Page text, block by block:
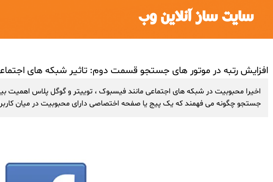
سایت ساز آنلاین وب
افزایش رتبه در موتور های جستجو قسمت دوم: تاثیر شبکه های
اخیرا محبوبیت در شبکه های اجتماعی مانند فیسبوک ، توییتر و گوگل پلاس اهمیت
جستجو چگونه می فهمند که یک پیج یا صفحه اختصاصی دارای محبوبیت در میان